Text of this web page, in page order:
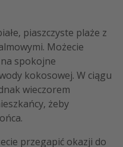
piaszczyste plaże z
Możecie
spokojne
kokosowej. W ciągu
wieczorem
żeby
przegapić okazji do